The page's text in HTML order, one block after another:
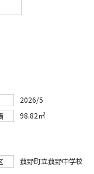
2026/5
98.82㎡
菰野町立菰野中学校